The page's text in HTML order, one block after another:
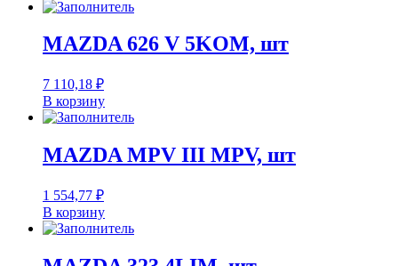
MAZDA 626 V 5KOM, шт
7 110,18 ₽
В корзину
MAZDA MPV III MPV, шт
1 554,77 ₽
В корзину